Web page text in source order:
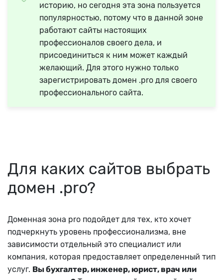
историю, но сегодня эта зона пользуется
популярностью, потому что в данной зоне
работают сайты настоящих
профессионалов своего дела, и
присоединиться к ним может каждый
желающий. Для этого нужно только
зарегистрировать домен .pro для своего
профессионального сайта.
Для каких сайтов выбрать
домен .pro?
Доменная зона pro подойдет для тех, кто хочет
подчеркнуть уровень профессионализма, вне
зависимости отдельный это специалист или
компания, которая предоставляет определенный тип
услуг. Вы бухгалтер, инженер, юрист, врач или